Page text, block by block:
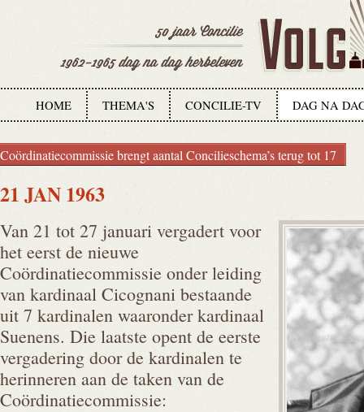
HOME THEMA'S CONCILIE-TV DAG NA
Coördinatiecommissie brengt aantal Concilieschema’s terug tot 17
21 JAN 1963
Van 21 tot 27 januari vergadert voor
het eerst de nieuwe
Coördinatiecommissie onder leiding
van kardinaal Cicognani bestaande
uit 7 kardinalen waaronder kardinaal
Suenens. Die laatste opent de eerste
vergadering door de kardinalen te
herinneren aan de taken van de
Coördinatiecommissie: